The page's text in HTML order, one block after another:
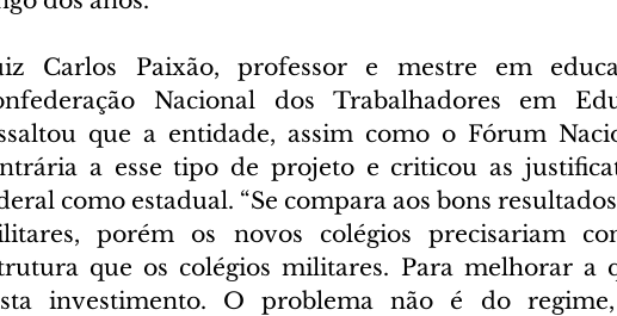
Carlos Paixão, professor e mestre em
Nacional dos Trabalhadores em
que a entidade, assim como o Fórum
a esse tipo de projeto e criticou as
como estadual. “Se compara aos bons
porém os novos colégios precisariam
que os colégios militares. Para melhorar a
investimento. O problema não é do